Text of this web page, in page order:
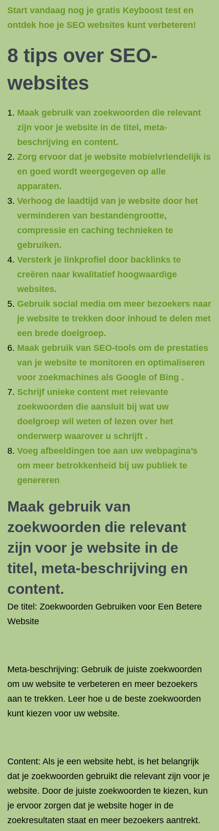
Start vandaag nog je gratis Keyboost test en
ontdek hoe je SEO websites kunt verbeteren!
8 tips over SEO-
websites
Maak gebruik van zoekwoorden die relevant
zijn voor je website in de titel, meta-
beschrijving en content.
Zorg ervoor dat je website mobielvriendelijk is
en goed wordt weergegeven op alle
apparaten.
Verhoog de laadtijd van je website door het
verminderen van bestandengrootte,
compressie en caching technieken te
gebruiken.
Versterk je linkprofiel door backlinks te
creëren naar kwalitatief hoogwaardige
websites.
Gebruik social media om meer bezoekers naar
je website te trekken door inhoud te delen met
een brede doelgroep.
Maak gebruik van SEO-tools om de prestaties
van je website te monitoren en optimaliseren
voor zoekmachines als Google of Bing .
Schrijf unieke content met relevante
zoekwoorden die aansluit bij wat uw
doelgroep wil weten of lezen over het
onderwerp waarover u schrijft .
Voeg afbeeldingen toe aan uw webpagina’s
om meer betrokkenheid bij uw publiek te
genereren
Maak gebruik van
zoekwoorden die relevant
zijn voor je website in de
titel, meta-beschrijving en
content.
De titel: Zoekwoorden Gebruiken voor Een Betere
Website
Meta-beschrijving: Gebruik de juiste zoekwoorden
om uw website te verbeteren en meer bezoekers
aan te trekken. Leer hoe u de beste zoekwoorden
kunt kiezen voor uw website.
Content: Als je een website hebt, is het belangrijk
dat je zoekwoorden gebruikt die relevant zijn voor je
website. Door de juiste zoekwoorden te kiezen, kun
je ervoor zorgen dat je website hoger in de
zoekresultaten staat en meer bezoekers aantrekt.